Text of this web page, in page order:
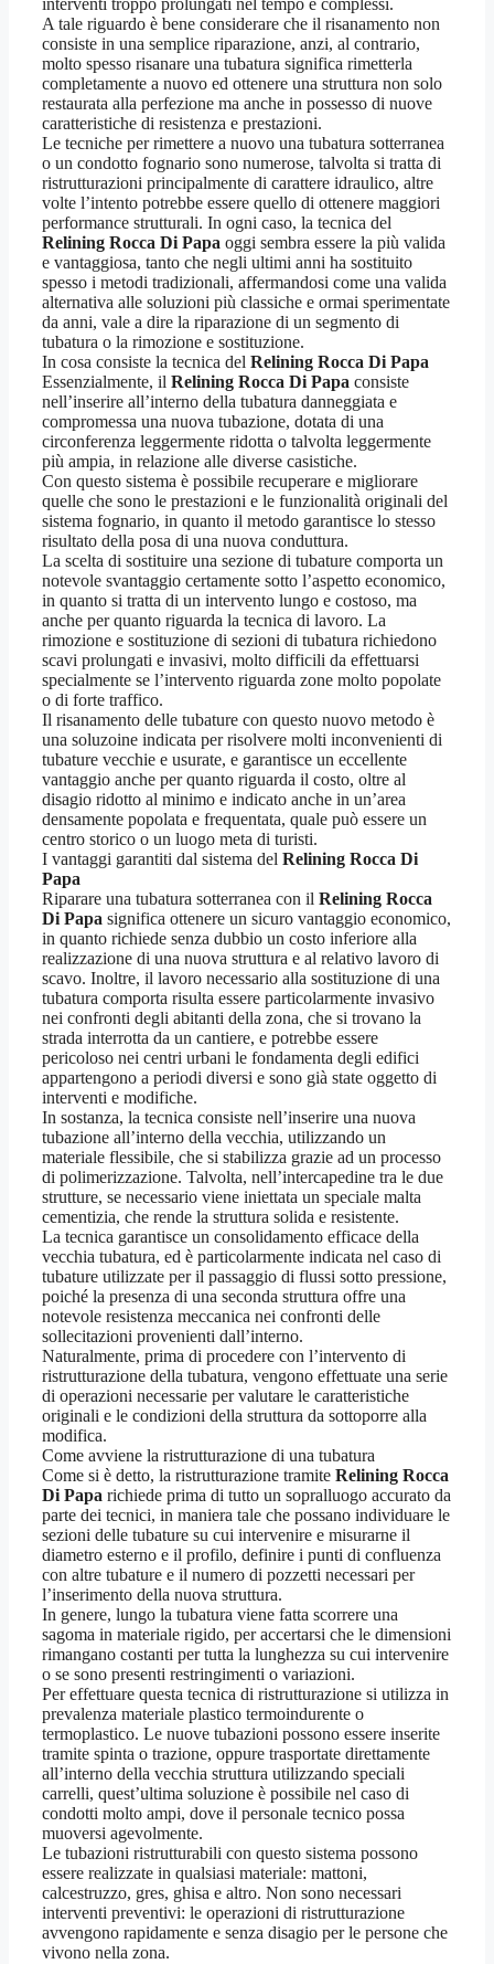
interventi troppo prolungati nel tempo e complessi.
A tale riguardo è bene considerare che il risanamento non
consiste in una semplice riparazione, anzi, al contrario,
molto spesso risanare una tubatura significa rimetterla
completamente a nuovo ed ottenere una struttura non solo
restaurata alla perfezione ma anche in possesso di nuove
caratteristiche di resistenza e prestazioni.
Le tecniche per rimettere a nuovo una tubatura sotterranea
o un condotto fognario sono numerose, talvolta si tratta di
ristrutturazioni principalmente di carattere idraulico, altre
volte l’intento potrebbe essere quello di ottenere maggiori
performance strutturali. In ogni caso, la tecnica del
Relining Rocca Di Papa oggi sembra essere la più valida
e vantaggiosa, tanto che negli ultimi anni ha sostituito
spesso i metodi tradizionali, affermandosi come una valida
alternativa alle soluzioni più classiche e ormai sperimentate
da anni, vale a dire la riparazione di un segmento di
tubatura o la rimozione e sostituzione.
In cosa consiste la tecnica del Relining Rocca Di Papa
Essenzialmente, il Relining Rocca Di Papa consiste
nell’inserire all’interno della tubatura danneggiata e
compromessa una nuova tubazione, dotata di una
circonferenza leggermente ridotta o talvolta leggermente
più ampia, in relazione alle diverse casistiche.
Con questo sistema è possibile recuperare e migliorare
quelle che sono le prestazioni e le funzionalità originali del
sistema fognario, in quanto il metodo garantisce lo stesso
risultato della posa di una nuova conduttura.
La scelta di sostituire una sezione di tubature comporta un
notevole svantaggio certamente sotto l’aspetto economico,
in quanto si tratta di un intervento lungo e costoso, ma
anche per quanto riguarda la tecnica di lavoro. La
rimozione e sostituzione di sezioni di tubatura richiedono
scavi prolungati e invasivi, molto difficili da effettuarsi
specialmente se l’intervento riguarda zone molto popolate
o di forte traffico.
Il risanamento delle tubature con questo nuovo metodo è
una soluzoine indicata per risolvere molti inconvenienti di
tubature vecchie e usurate, e garantisce un eccellente
vantaggio anche per quanto riguarda il costo, oltre al
disagio ridotto al minimo e indicato anche in un’area
densamente popolata e frequentata, quale può essere un
centro storico o un luogo meta di turisti.
I vantaggi garantiti dal sistema del Relining Rocca Di
Papa
Riparare una tubatura sotterranea con il Relining Rocca
Di Papa significa ottenere un sicuro vantaggio economico,
in quanto richiede senza dubbio un costo inferiore alla
realizzazione di una nuova struttura e al relativo lavoro di
scavo. Inoltre, il lavoro necessario alla sostituzione di una
tubatura comporta risulta essere particolarmente invasivo
nei confronti degli abitanti della zona, che si trovano la
strada interrotta da un cantiere, e potrebbe essere
pericoloso nei centri urbani le fondamenta degli edifici
appartengono a periodi diversi e sono già state oggetto di
interventi e modifiche.
In sostanza, la tecnica consiste nell’inserire una nuova
tubazione all’interno della vecchia, utilizzando un
materiale flessibile, che si stabilizza grazie ad un processo
di polimerizzazione. Talvolta, nell’intercapedine tra le due
strutture, se necessario viene iniettata un speciale malta
cementizia, che rende la struttura solida e resistente.
La tecnica garantisce un consolidamento efficace della
vecchia tubatura, ed è particolarmente indicata nel caso di
tubature utilizzate per il passaggio di flussi sotto pressione,
poiché la presenza di una seconda struttura offre una
notevole resistenza meccanica nei confronti delle
sollecitazioni provenienti dall’interno.
Naturalmente, prima di procedere con l’intervento di
ristrutturazione della tubatura, vengono effettuate una serie
di operazioni necessarie per valutare le caratteristiche
originali e le condizioni della struttura da sottoporre alla
modifica.
Come avviene la ristrutturazione di una tubatura
Come si è detto, la ristrutturazione tramite Relining Rocca
Di Papa richiede prima di tutto un sopralluogo accurato da
parte dei tecnici, in maniera tale che possano individuare le
sezioni delle tubature su cui intervenire e misurarne il
diametro esterno e il profilo, definire i punti di confluenza
con altre tubature e il numero di pozzetti necessari per
l’inserimento della nuova struttura.
In genere, lungo la tubatura viene fatta scorrere una
sagoma in materiale rigido, per accertarsi che le dimensioni
rimangano costanti per tutta la lunghezza su cui intervenire
o se sono presenti restringimenti o variazioni.
Per effettuare questa tecnica di ristrutturazione si utilizza in
prevalenza materiale plastico termoindurente o
termoplastico. Le nuove tubazioni possono essere inserite
tramite spinta o trazione, oppure trasportate direttamente
all’interno della vecchia struttura utilizzando speciali
carrelli, quest’ultima soluzione è possibile nel caso di
condotti molto ampi, dove il personale tecnico possa
muoversi agevolmente.
Le tubazioni ristrutturabili con questo sistema possono
essere realizzate in qualsiasi materiale: mattoni,
calcestruzzo, gres, ghisa e altro. Non sono necessari
interventi preventivi: le operazioni di ristrutturazione
avvengono rapidamente e senza disagio per le persone che
vivono nella zona.